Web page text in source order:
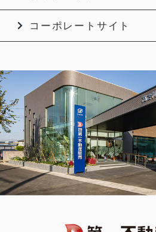
コーポレートサイト